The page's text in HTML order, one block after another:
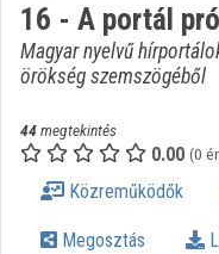
Közreműködők
Megjelenés:világos
16 - A portál
Magyar nyelvű
örökség szemszögéből
44megtekintés
0.00 (0
Közreműködők
Megosztás